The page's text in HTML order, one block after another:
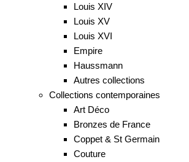
Louis XIV
Louis XV
Louis XVI
Empire
Haussmann
Autres collections
Collections contemporaines
Art Déco
Bronzes de France
Coppet & St Germain
Couture